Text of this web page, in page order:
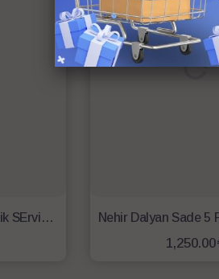
Oms 6 Parça Standlı Çelik SErvis Takımı 2MM
1,250.00